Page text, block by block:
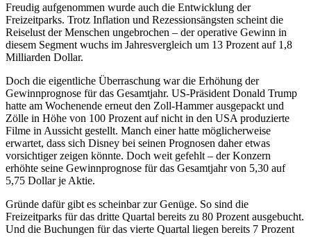
Freudig aufgenommen wurde auch die Entwicklung der
Freizeitparks. Trotz Inflation und Rezessionsängsten scheint die
Reiselust der Menschen ungebrochen – der operative Gewinn in
diesem Segment wuchs im Jahresvergleich um 13 Prozent auf 1,8
Milliarden Dollar.
Doch die eigentliche Überraschung war die Erhöhung der
Gewinnprognose für das Gesamtjahr. US-Präsident Donald Trump
hatte am Wochenende erneut den Zoll-Hammer ausgepackt und
Zölle in Höhe von 100 Prozent auf nicht in den USA produzierte
Filme in Aussicht gestellt. Manch einer hatte möglicherweise
erwartet, dass sich Disney bei seinen Prognosen daher etwas
vorsichtiger zeigen könnte. Doch weit gefehlt – der Konzern
erhöhte seine Gewinnprognose für das Gesamtjahr von 5,30 auf
5,75 Dollar je Aktie.
Gründe dafür gibt es scheinbar zur Genüge. So sind die
Freizeitparks für das dritte Quartal bereits zu 80 Prozent ausgebucht.
Und die Buchungen für das vierte Quartal liegen bereits 7 Prozent